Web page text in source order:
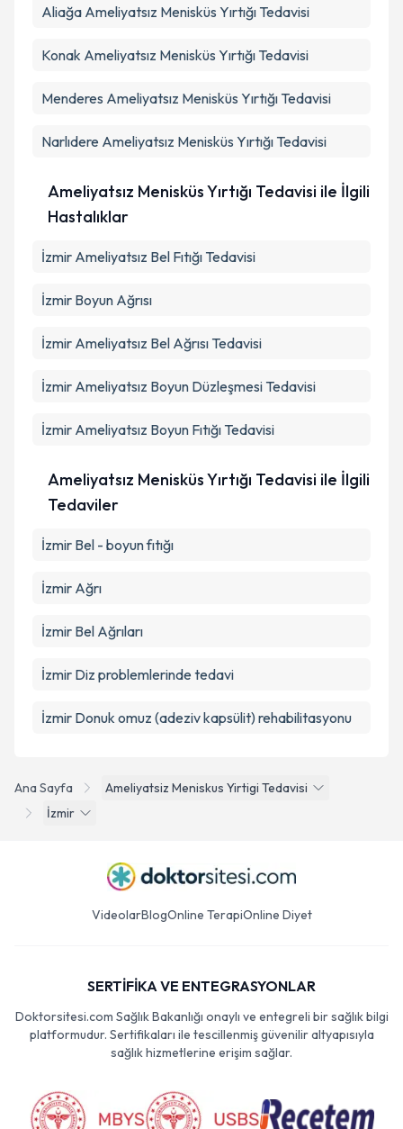
Ana Sayfa
Ameliyatsiz Meniskus Yirtigi Tedavisi
İzmir
Aliağa Ameliyatsız Menisküs Yırtığı Tedavisi
Konak Ameliyatsız Menisküs Yırtığı Tedavisi
Menderes Ameliyatsız Menisküs Yırtığı Tedavisi
Narlıdere Ameliyatsız Menisküs Yırtığı Tedavisi
Ameliyatsız Menisküs Yırtığı Tedavisi ile İlgili
Hastalıklar
İzmir Ameliyatsız Bel Fıtığı Tedavisi
İzmir Boyun Ağrısı
İzmir Ameliyatsız Bel Ağrısı Tedavisi
İzmir Ameliyatsız Boyun Düzleşmesi Tedavisi
İzmir Ameliyatsız Boyun Fıtığı Tedavisi
Ameliyatsız Menisküs Yırtığı Tedavisi ile İlgili
Tedaviler
İzmir Bel - boyun fıtığı
İzmir Ağrı
İzmir Bel Ağrıları
İzmir Diz problemlerinde tedavi
İzmir Donuk omuz (adeziv kapsülit) rehabilitasyonu
VideolarBlogOnline TerapiOnline Diyet
SERTİFİKA VE ENTEGRASYONLAR
Doktorsitesi.com Sağlık Bakanlığı onaylı ve entegreli bir sağlık bilgi
platformudur. Sertifikaları ile tescillenmiş güvenilir altyapısıyla
sağlık hizmetlerine erişim sağlar.